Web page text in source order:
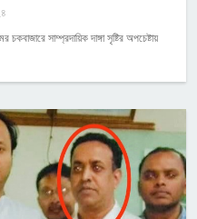
চকবাজারে সাম্প্রদায়িক দাঙ্গা সৃষ্টির অপচেষ্টায়